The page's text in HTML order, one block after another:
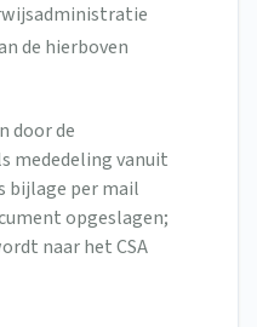
de hierboven
door de
mededeling vanuit
bijlage per mail
opgeslagen;
naar het CSA